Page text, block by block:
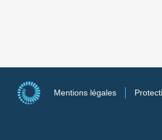
Mentions légales